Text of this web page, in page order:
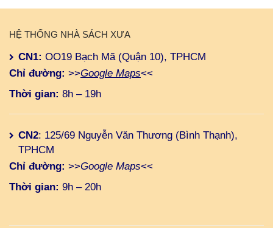
HỆ THỐNG NHÀ SÁCH XƯA
CN1: OO19 Bạch Mã (Quận 10), TPHCM
Chỉ đường: >>Google Maps<<
Thời gian: 8h – 19h
CN2: 125/69 Nguyễn Văn Thương (Bình Thạnh),
TPHCM
Chỉ đường: >>Google Maps<<
Thời gian: 9h – 20h